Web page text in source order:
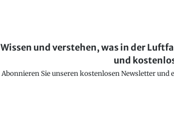
Wissen und verstehen, was in der
und
Abonnieren Sie unseren kostenlosen Newsletter